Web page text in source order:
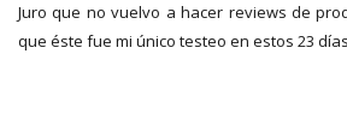
Juro que no vuelvo a hacer reviews de
que éste fue mi único testeo en estos 23